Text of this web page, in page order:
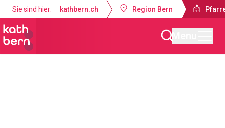
Sie sind hier: kathbern.ch Region Bern